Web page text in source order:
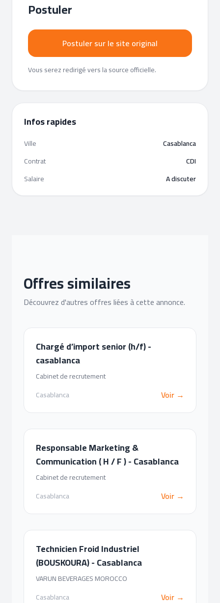
Postuler
Postuler sur le site original
Vous serez redirigé vers la source officielle.
Infos rapides
Ville
Casablanca
Contrat
CDI
Salaire
A discuter
Offres similaires
Découvrez d'autres offres liées à cette annonce.
Chargé d’import senior (h/f) -
casablanca
Cabinet de recrutement
Casablanca
Voir →
Responsable Marketing &
Communication ( H / F ) - Casablanca
Cabinet de recrutement
Casablanca
Voir →
Technicien Froid Industriel
(BOUSKOURA) - Casablanca
VARUN BEVERAGES MOROCCO
Casablanca
Voir →